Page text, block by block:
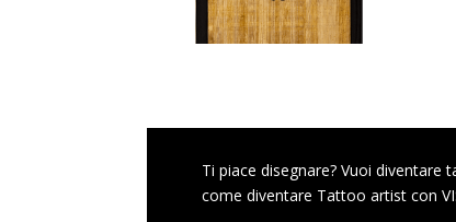
Ti piace disegnare? Vuoi
come diventare Tattoo artist con